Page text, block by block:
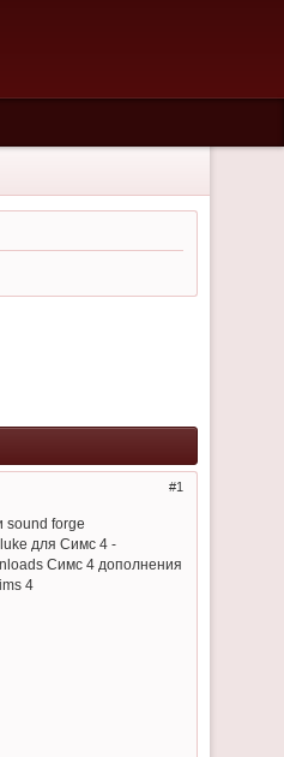
1
sound forge
для Симс 4 -
Симс 4 дополнения
4